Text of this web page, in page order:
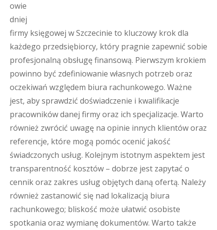
owie
dniej
firmy księgowej w Szczecinie to kluczowy krok dla
każdego przedsiębiorcy, który pragnie zapewnić sobie
profesjonalną obsługę finansową. Pierwszym krokiem
powinno być zdefiniowanie własnych potrzeb oraz
oczekiwań względem biura rachunkowego. Ważne
jest, aby sprawdzić doświadczenie i kwalifikacje
pracowników danej firmy oraz ich specjalizacje. Warto
również zwrócić uwagę na opinie innych klientów oraz
referencje, które mogą pomóc ocenić jakość
świadczonych usług. Kolejnym istotnym aspektem jest
transparentność kosztów – dobrze jest zapytać o
cennik oraz zakres usług objętych daną ofertą. Należy
również zastanowić się nad lokalizacją biura
rachunkowego; bliskość może ułatwić osobiste
spotkania oraz wymianę dokumentów. Warto także